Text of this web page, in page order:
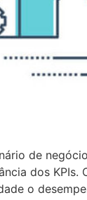
de
dos KPIs.
o